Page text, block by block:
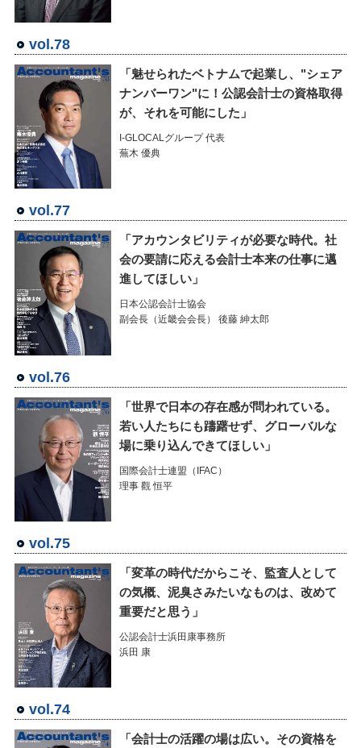
vol.78
「魅せられたベトナムで起業し、"シェア
ナンバーワン"に！公認会計士の資格取得
が、それを可能にした」
I-GLOCALグループ 代表
蕪木 優典
vol.77
「アカウンタビリティが必要な時代。社
会の要請に応える会計士本来の仕事に邁
進してほしい」
日本公認会計士協会
副会長（近畿会会長） 後藤 紳太郎
vol.76
「世界で日本の存在感が問われている。
若い人たちにも躊躇せず、グローバルな
場に乗り込んできてほしい」
国際会計士連盟（IFAC）
理事 觀 恒平
vol.75
「変革の時代だからこそ、監査人として
の気概、泥臭さみたいなものは、改めて
重要だと思う」
公認会計士浜田康事務所
浜田 康
vol.74
「会計士の活躍の場は広い。その資格を